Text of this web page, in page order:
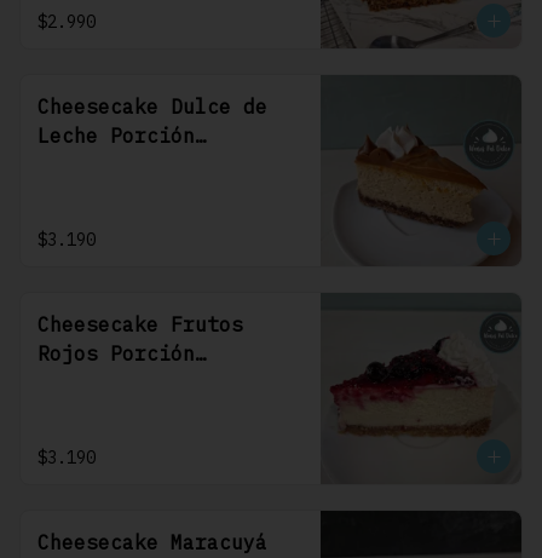
crema.
$2.990
Cheesecake Dulce de
Leche Porción
$3.190
Cheesecake Frutos
Rojos Porción
$3.190
Cheesecake Maracuyá